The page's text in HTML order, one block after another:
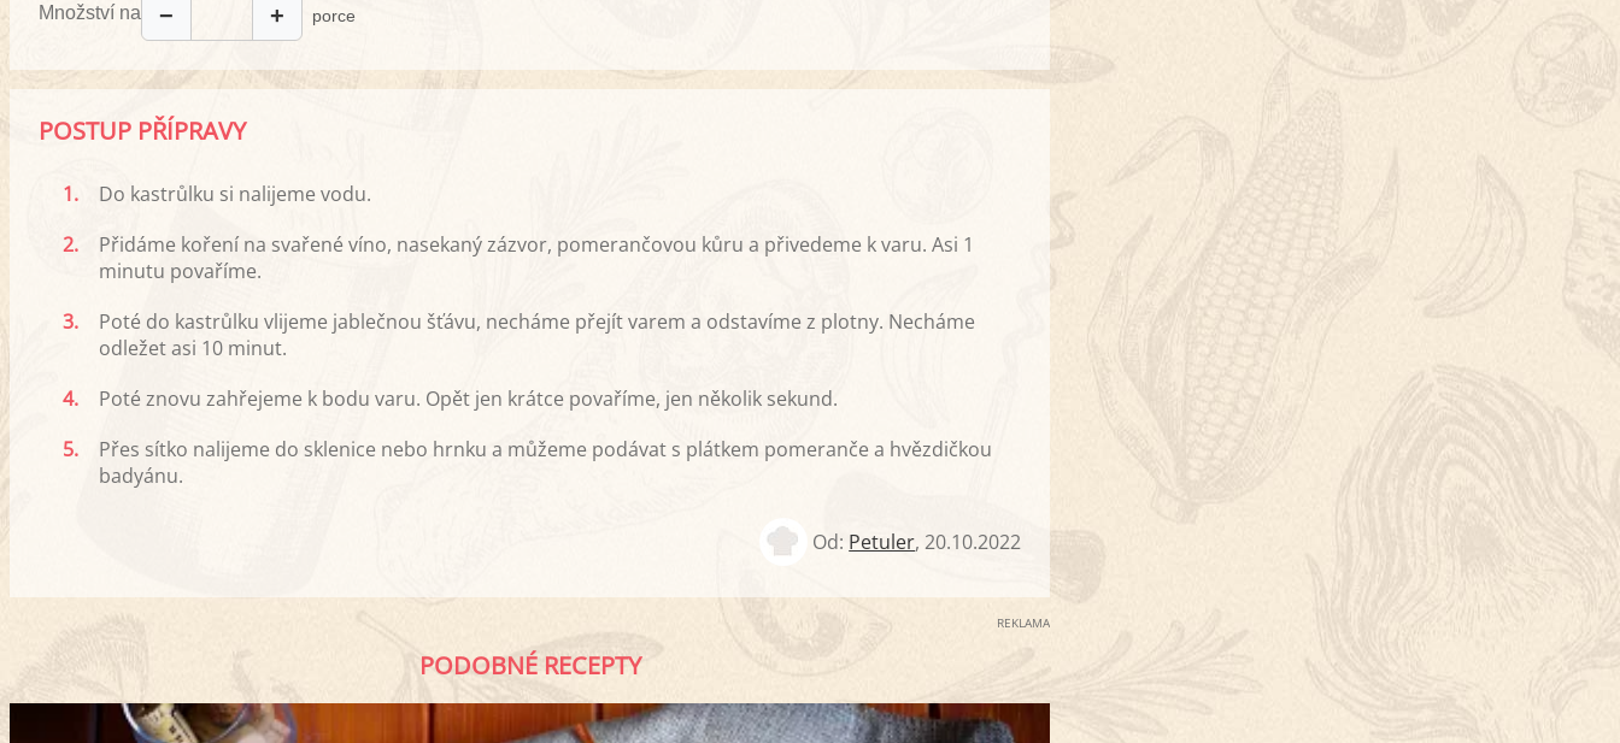
Množství na − + porce
POSTUP PŘÍPRAVY
1.
Do kastrůlku si nalijeme vodu.
2.
Přidáme koření na svařené víno, nasekaný zázvor, pomerančovou kůru a přivedeme k varu. Asi 1
minutu povaříme.
3.
Poté do kastrůlku vlijeme jablečnou šťávu, necháme přejít varem a odstavíme z plotny. Necháme
odležet asi 10 minut.
4.
Poté znovu zahřejeme k bodu varu. Opět jen krátce povaříme, jen několik sekund.
5.
Přes sítko nalijeme do sklenice nebo hrnku a můžeme podávat s plátkem pomeranče a hvězdičkou
badyánu.
Od: Petuler,20.10.2022
REKLAMA
PODOBNÉ RECEPTY